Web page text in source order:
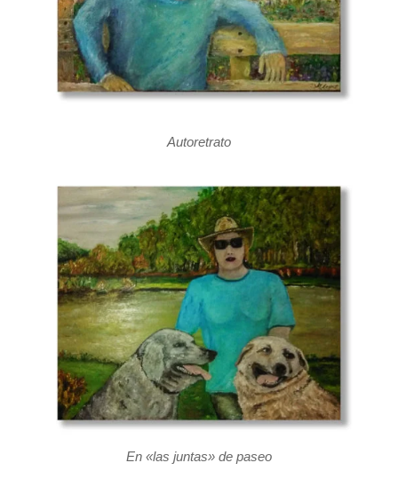
Autoretrato
En «las juntas» de paseo